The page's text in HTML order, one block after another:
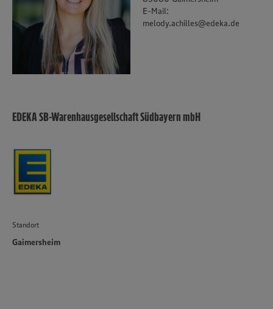
Policy unter den Stichworten „YouTube” und „Vimeo”.
E-Mail:
melody.achilles@edeka.de
EDEKA SB-Warenhausgesellschaft Südbayern mbH
Standort
Gaimersheim